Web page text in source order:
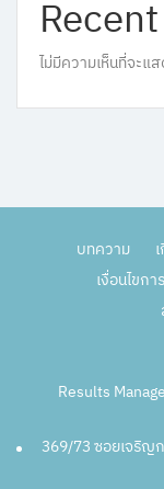
ไม่มีความเห็นที่จะแ
บทความ
เงื่อนไขก
Results
369/73 ซอยเจริญ